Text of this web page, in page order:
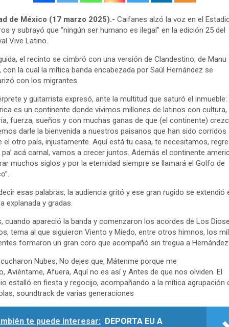
de México (17 marzo 2025).- Caifanes alzó la voz en el
y subrayó que “ningún ser humano es ilegal” en la edición 25 del
Vive Latino.
el recinto se cimbró con una versión de Clandestino, de Manu
con la cual la mítica banda encabezada por Saúl Hernández se
con los migrantes
y guitarrista expresó, ante la multitud que saturó el inmueble:
es un continente donde vivimos millones de latinos con cultura,
fuerza, sueños y con muchas ganas de que (el continente)
darle la bienvenida a nuestros paisanos que han sido corridos
el otro país, injustamente. Aquí está tu casa, te necesitamos,
pa’ acá carnal, vamos a crecer juntos. Además el continente
muchos siglos y por la eternidad siempre se llamará el Golfo de
esas palabras, la audiencia gritó y ese gran rugido se extendió
explanada y gradas.
cuando apareció la banda y comenzaron los acordes de Los
tema al que siguieron Viento y Miedo, entre otros himnos, los
formaron un gran coro que acompañó sin tregua a
Nubes, No dejes que, Mátenme porque me
Aviéntame, Afuera, Aquí no es así y Antes de que nos olviden. El
estalló en fiesta y regocijo, acompañando a la mítica agrupación
soundtrack de varias generaciones
te puede interesar: DEPORTA EU A